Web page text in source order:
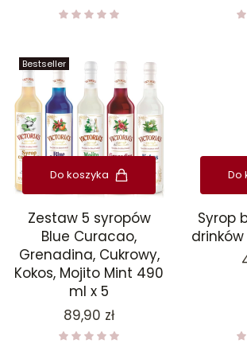
Bestseller
Do koszyka
Zestaw 5 syropów
Blue Curacao,
Grenadina, Cukrowy,
Kokos, Mojito Mint 490
ml x 5
Cena
89,90 zł
Do
Syrop
drinków